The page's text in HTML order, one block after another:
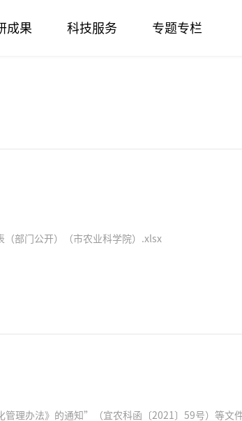
成果 科技服务 专题专栏
部门公开）（市农业科学院）.xlsx
理办法》的通知”（宜农科函〔2021〕59号）等文